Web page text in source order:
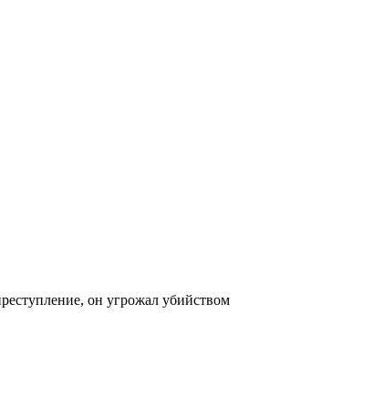
он угрожал убийством